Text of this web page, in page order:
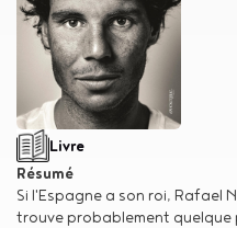
Type de support matériel
Livre
Résumé
Si l'Espagne a son roi, Rafael
trouve probablement